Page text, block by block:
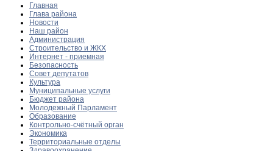
Главная
Глава района
Новости
Наш район
Администрация
Строительство и ЖКХ
Интернет - приемная
Безопасность
Совет депутатов
Культура
Муниципальные услуги
Бюджет района
Молодежный Парламент
Образование
Контрольно-счётный орган
Экономика
Территориальные отделы